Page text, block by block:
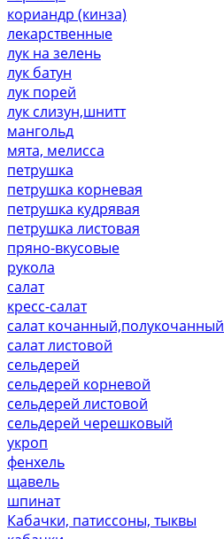
кориандр (кинза)
лекарственные
лук на зелень
лук батун
лук порей
лук слизун,шнитт
мангольд
мята, мелисса
петрушка
петрушка корневая
петрушка кудрявая
петрушка листовая
пряно-вкусовые
рукола
салат
кресс-салат
салат кочанный,полукочанный
салат листовой
сельдерей
сельдерей корневой
сельдерей листовой
сельдерей черешковый
укроп
фенхель
щавель
шпинат
Кабачки, патиссоны, тыквы